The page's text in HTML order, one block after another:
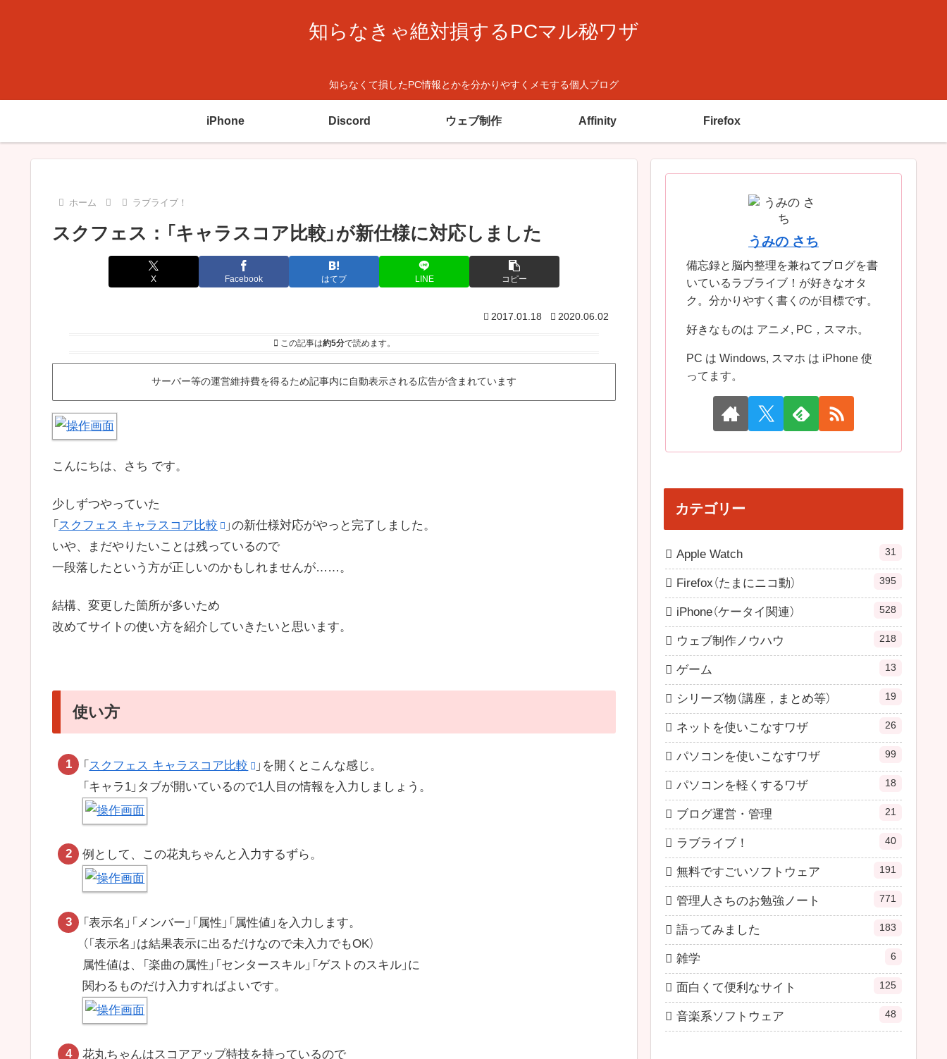
知らなきゃ絶対損するPCマル秘ワザ
知らなくて損したPC情報とかを分かりやすくメモする個人ブログ
iPhone Discord ウェブ制作 Affinity Firefox
ホーム ラブライブ！
スクフェス：「キャラスコア比較」が新仕様に対応しました
X Facebook はてブ LINE コピー
2017.01.18 2020.06.02
この記事は約5分で読めます。
サーバー等の運営維持費を得るため記事内に自動表示される広告が含まれています
こんにちは、さち です。
少しずつやっていた
「 スクフェス キャラスコア比較
」の新仕様対応がやっと完了しました。
いや、まだやりたいことは残っているので
一段落したという方が正しいのかもしれませんが……。
結構、変更した箇所が多いため
改めてサイトの使い方を紹介していきたいと思います。
使い方
「 スクフェス キャラスコア比較
」を開くとこんな感じ。
「キャラ1」タブが開いているので1人目の情報を入力しましょう。
例として、この花丸ちゃんと入力するずら。
「表示名」「メンバー」「属性」「属性値」を入力します。
（「表示名」は結果表示に出るだけなので未入力でもOK）
属性値は、「楽曲の属性」「センタースキル」「ゲストのスキル」に
関わるものだけ入力すればよいです。
花丸ちゃんはスコアアップ特技を持っているので
うみの さち
備忘録と脳内整理を兼ねてブログを書
いているラブライブ！が好きなオタ
ク。分かりやすく書くのが目標です。
好きなものは アニメ, PC，スマホ。
PC は Windows, スマホ は iPhone 使
ってます。
カテゴリー
Apple Watch 31
Firefox（たまにニコ動） 395
iPhone（ケータイ関連） 528
ウェブ制作ノウハウ 218
ゲーム 13
シリーズ物（講座，まとめ等） 19
ネットを使いこなすワザ 26
パソコンを使いこなすワザ 99
パソコンを軽くするワザ 18
ブログ運営・管理 21
ラブライブ！ 40
無料ですごいソフトウェア 191
管理人さちのお勉強ノート 771
語ってみました 183
雑学 6
面白くて便利なサイト 125
音楽系ソフトウェア 48